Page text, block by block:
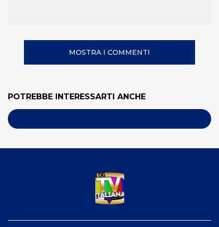
MOSTRA I COMMENTI
POTREBBE INTERESSARTI ANCHE